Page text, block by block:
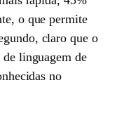
o que permite
claro que o
linguagem de
no